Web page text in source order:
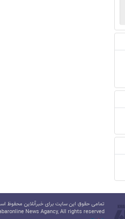
تمامی حقوق این سایت برای خبرآنلاین محفوظ
News Agancy, All rights reserved